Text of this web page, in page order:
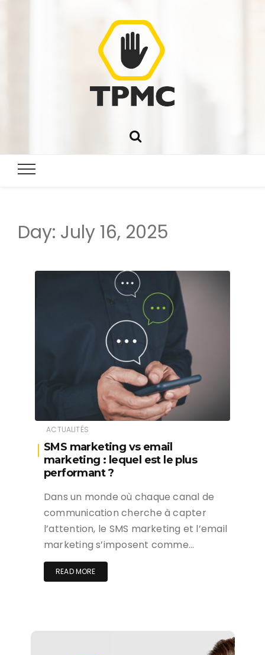
Day: July 16, 2025
ACTUALITÉS
SMS marketing vs email
marketing : lequel est le plus
performant ?
Dans un monde où chaque canal de
communication cherche à capter
l’attention, le SMS marketing et l’email
marketing s’imposent comme…
READ MORE